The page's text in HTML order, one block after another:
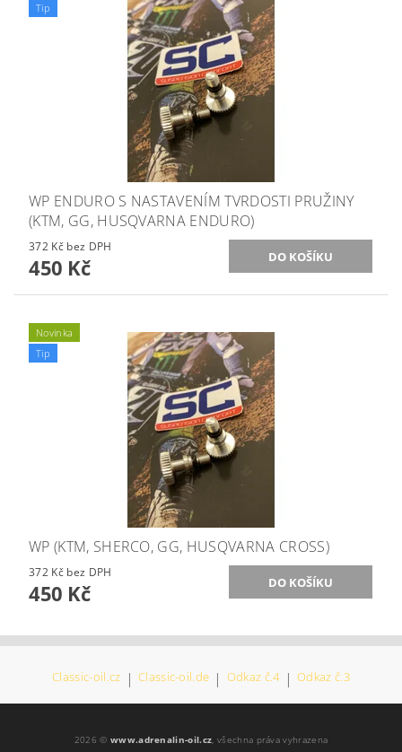
Tip
WP ENDURO S NASTAVENÍM TVRDOSTI PRUŽINY
(KTM, GG, HUSQVARNA ENDURO)
372 Kč bez DPH
450 Kč
Novinka
Tip
WP (KTM, SHERCO, GG, HUSQVARNA CROSS)
372 Kč bez DPH
450 Kč
Classic-oil.cz | Classic-oil.de | Odkaz č.4 | Odkaz č.3
2026 © www.adrenalin-oil.cz, všechna práva vyhrazena